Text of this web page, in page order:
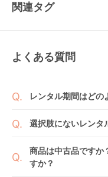
関連タグ
よくある質問
レンタル期間はどの
開始日1日目とな
日までに配送業
ます。
選択肢にないレンタ
間の利用が可能
例えば4ヶ月の場
商品は中古品ですか
すか？